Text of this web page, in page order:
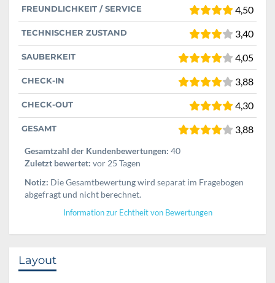
FREUNDLICHKEIT / SERVICE 4,50
TECHNISCHER ZUSTAND 3,40
SAUBERKEIT 4,05
CHECK-IN 3,88
CHECK-OUT 4,30
GESAMT 3,88
Gesamtzahl der Kundenbewertungen: 40
Zuletzt bewertet: vor 25 Tagen
Notiz: Die Gesamtbewertung wird separat im Fragebogen
abgefragt und nicht berechnet.
Information zur Echtheit von Bewertungen
Layout